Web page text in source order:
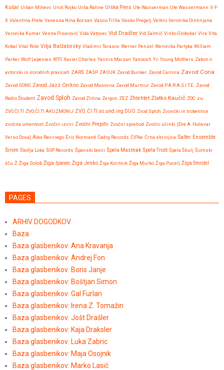
Kušar Urban Mihevc Uroš Rojko Urša Rahne Urška Preis Ute Wasserman Ute Wassermann V-F-
X Valentina Prete Vanessa Nina Borsan Vasco Trilla Vasko Pregelj Velkro Veronika Dintinjana
Veronika Kumar Vesna Pisarovič Vida Vatovec Vid Drašler Vid Salmič Vinko Globokar Vira Vita
Kobal Vital Role Vitja Balžalorsky Vladimir Tarasov Werner Penzel Weronika Partyka William
Parker Wolf Lepenies WTO Xavier Charles Yannis Maizan Yanoosh Yii Young Mothers Zakon o
avtorski in sorodnih pravicah ZARŠ ZASP ZASUK Zavod Bunker Zavod Carnica Zavod Cona
Zavod GONG Zavod Jazz Cerkno Zavod Masovna Zavod Murmur Zavod P.A.R.A.S.I.T.E. Zavod
Radio Študent Zavod Sploh Zavod Zlitina Zergon ZEZ Zhlehtet Zlatko Kaučič ZOC zu
ZVO.ČI.TI ZVO.ČI.TI AKUZMONIJ ZVO.ČI.TI so.und.ing DUO Zvod Sploh Zvončki in trobentice
zvočna umentost Zvočni izviri Zvočni Prepihi Zvočni sprehod Zvočni učinki [Dré A. Hočevar
Verso Doxa] Àlex Reviriego Éric Normand Čadrg Records ČIPke Črna skrinjica Šalter Ensemble
Širom Škofja Loka ŠOP Records Španski borci Špela Mastnak Špela Trošt Špela Škulj Šumski
šču Ž Žiga Golob Žiga Ipavec Žiga Jenko Žiga Koritnik Žiga Murko Žiga Pucelj Žiga Smrdel
PAGES
ARHIV DOGODKOV
Baza
Baza glasbenikov: Ana Kravanja
Baza glasbenikov: Andrej Fon
Baza glasbenikov: Boris Janje
Baza glasbenikov: Boštjan Simon
Baza glasbenikov: Gal Furlan
Baza glasbenikov: Irena Z. Tomažin
Baza glasbenikov: Jošt Drašler
Baza glasbenikov: Kaja Draksler
Baza glasbenikov: Luka Zabric
Baza glasbenikov: Maja Osojnik
Baza glasbenikov: Marko Lasič